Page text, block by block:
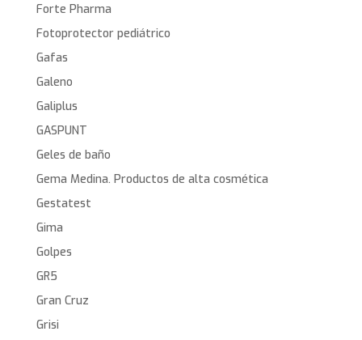
Forte Pharma
Fotoprotector pediátrico
Gafas
Galeno
Galiplus
GASPUNT
Geles de baño
Gema Medina. Productos de alta cosmética
Gestatest
Gima
Golpes
GR5
Gran Cruz
Grisi